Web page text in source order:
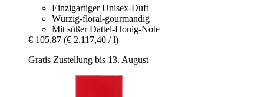
Einzigartiger Unisex-Duft
Würzig-floral-gourmandig
Mit süßer Dattel-Honig-Note
€ 105,87 (€ 2.117,40 / l)
Gratis Zustellung bis 13. August